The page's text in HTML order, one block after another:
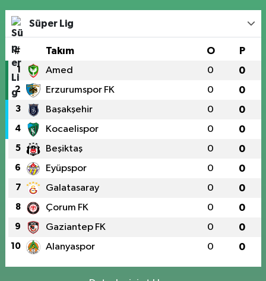
Süper Lig
# Takım O P
1 Amed 0 0
2 Erzurumspor FK 0 0
3 Başakşehir 0 0
4 Kocaelispor 0 0
5 Beşiktaş 0 0
6 Eyüpspor 0 0
7 Galatasaray 0 0
8 Çorum FK 0 0
9 Gaziantep FK 0 0
10 Alanyaspor 0 0